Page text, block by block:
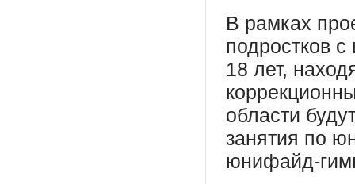
В рамках
подростков
18 лет,
области
занятия по
юнифайд-